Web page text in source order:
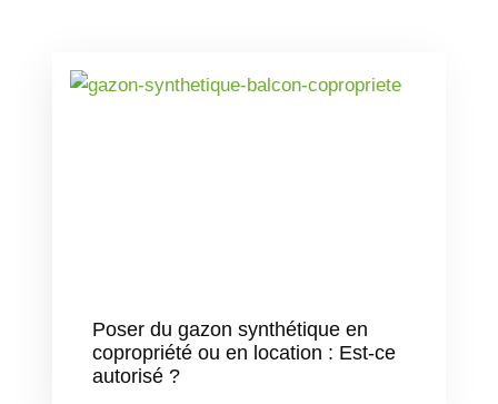
Poser du gazon synthétique en
copropriété ou en location : Est-ce
autorisé ?